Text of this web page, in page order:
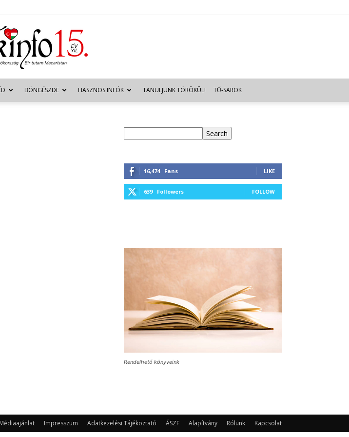
Türkinfo
BÖNGÉSZDE HASZNOS INFÓK TANULJUNK TÖRÖKÜL! TŰ-SAROK
Search
16,474 Fans LIKE
639 Followers FOLLOW
Rendelhető könyveink
Médiaajánlat Impresszum Adatkezelési Tájékoztató ÁSZF Alapítvány Rólunk Kapcsolat